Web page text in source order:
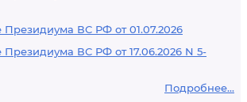
Президиума ВС РФ от 01.07.2026
Президиума ВС РФ от 17.06.2026 N 5-
Подробнее...